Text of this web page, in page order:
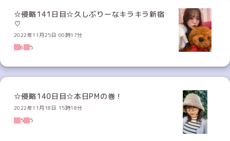
☆侵略141日目☆久しぶりーなキラキラ新宿
♡
2022年11月25日 00時17分
6
5
☆侵略140日目☆本日PMの巻！
2022年11月18日 15時18分
5
5